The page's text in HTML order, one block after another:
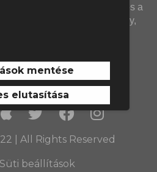
mentése
elutasítása
meccsen a Leverkusen és a
a tavalyi aranyérmessel így,
hivatalossá vált?
| All Rights Reserved
Süti beállítások